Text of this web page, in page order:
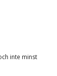
inte minst